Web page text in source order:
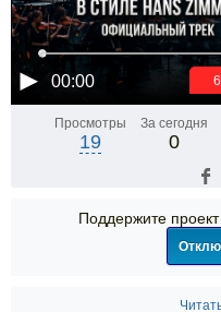
00:00 6
Просмотры
19
За сегодня
0
Поддержите